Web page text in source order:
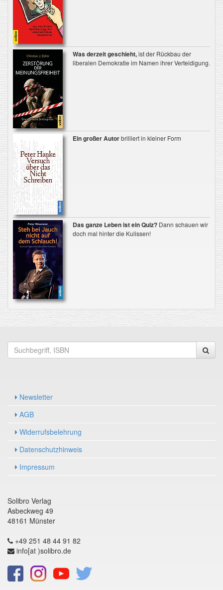
Was derzeit geschieht,ist der Rückbau der
liberalen Demokratie im Namen ihrer Verteidigung.
Ein großer Autorbrilliert in kleiner Form
Das ganze Leben ist ein Quiz?Dann schauen wir
doch mal hinter die Kulissen!
Newsletter
AGB
Widerrufsbelehrung
Datenschutzhinweis
Impressum
Solibro Verlag
Asbeckweg 49
48161 Münster
+49 251 48 44 91 82
info[at )solibro.de